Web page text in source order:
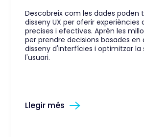
Descobreix com les dades poden
disseny UX per oferir experiències
precises i efectives. Aprèn les
per prendre decisions basades en
disseny d'interfícies i optimitzar la
l'usuari.
Llegir més